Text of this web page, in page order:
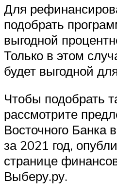
Для
подобрать
выгодной
Только в этом
будет выгодной
Чтобы подобрать
рассмотрите
Восточного Банка
за 2021 год,
странице
Выберу.ру.